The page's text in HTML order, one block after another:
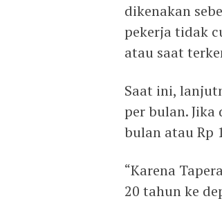
dikenakan
pekerja tidak
atau saat
Saat ini,
per bulan. Jika
bulan atau Rp
“Karena
20 tahun ke